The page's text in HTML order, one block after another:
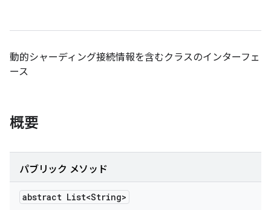
動的シャーディング接続情報を含むクラスのインターフェ
ース
概要
パブリック メソッド
abstract List<String>